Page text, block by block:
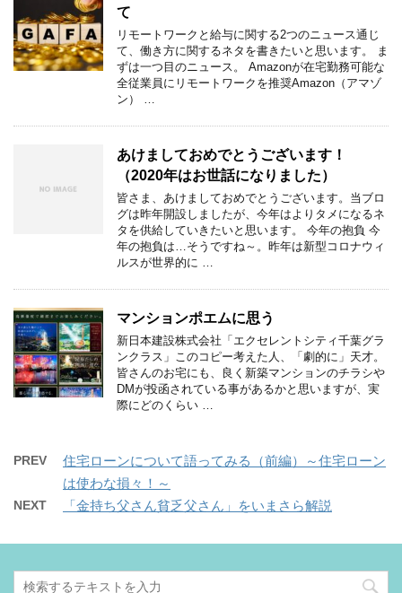
て
リモートワークと給与に関する2つのニュース通じ
て、働き方に関するネタを書きたいと思います。 ま
ずは一つ目のニュース。 Amazonが在宅勤務可能な
全従業員にリモートワークを推奨Amazon（アマゾ
ン） …
あけましておめでとうございます！
（2020年はお世話になりました）
皆さま、あけましておめでとうございます。当ブロ
グは昨年開設しましたが、今年はよりタメになるネ
タを供給していきたいと思います。 今年の抱負 今
年の抱負は…そうですね～。昨年は新型コロナウィ
ルスが世界的に …
マンションポエムに思う
新日本建設株式会社「エクセレントシティ千葉グラ
ンクラス」このコピー考えた人、「劇的に」天才。
皆さんのお宅にも、良く新築マンションのチラシや
DMが投函されている事があるかと思いますが、実
際にどのくらい …
PREV
住宅ローンについて語ってみる（前編）～住宅ローン
は使わな損々！～
NEXT 「金持ち父さん貧乏父さん」をいまさら解説